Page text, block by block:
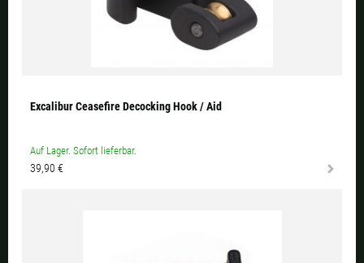
Excalibur Ceasefire Decocking Hook / Aid
Auf Lager. Sofort lieferbar.
39,90 €